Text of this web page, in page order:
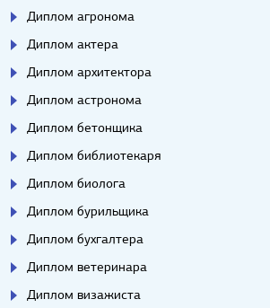
Диплом агронома
Диплом актера
Диплом архитектора
Диплом астронома
Диплом бетонщика
Диплом библиотекаря
Диплом биолога
Диплом бурильщика
Диплом бухгалтера
Диплом ветеринара
Диплом визажиста